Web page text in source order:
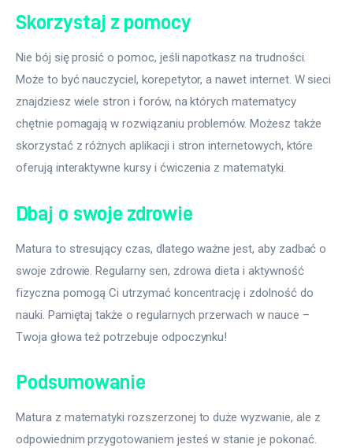
Skorzystaj z pomocy
Nie bój się prosić o pomoc, jeśli napotkasz na trudności.
Może to być nauczyciel, korepetytor, a nawet internet. W sieci
znajdziesz wiele stron i forów, na których matematycy
chętnie pomagają w rozwiązaniu problemów. Możesz także
skorzystać z różnych aplikacji i stron internetowych, które
oferują interaktywne kursy i ćwiczenia z matematyki.
Dbaj o swoje zdrowie
Matura to stresujący czas, dlatego ważne jest, aby zadbać o
swoje zdrowie. Regularny sen, zdrowa dieta i aktywność
fizyczna pomogą Ci utrzymać koncentrację i zdolność do
nauki. Pamiętaj także o regularnych przerwach w nauce –
Twoja głowa też potrzebuje odpoczynku!
Podsumowanie
Matura z matematyki rozszerzonej to duże wyzwanie, ale z
odpowiednim przygotowaniem jesteś w stanie je pokonać.